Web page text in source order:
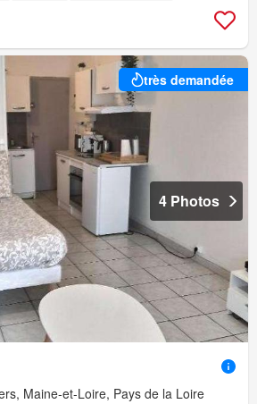
très demandée
4 Photos
Maine-et-Loire, Pays de la Loire